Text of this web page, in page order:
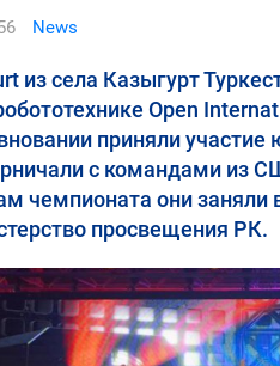
News
из села Казыгурт
Open
приняли
с командами из
чемпионата они
просвещения РК.